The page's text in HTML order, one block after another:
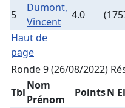
5
Dumont,
Vincent
4.0
Haut de
page
Ronde 9 (26/08/2022)
Tbl
Nom
Prénom
PointsN